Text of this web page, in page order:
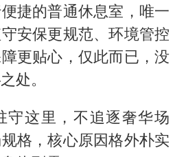
捷的普通休息室，唯一
安保更规范、环境管控
更贴心，仅此而已，没
处。
守这里，不追逐奢华场
格，核心原因格外朴实